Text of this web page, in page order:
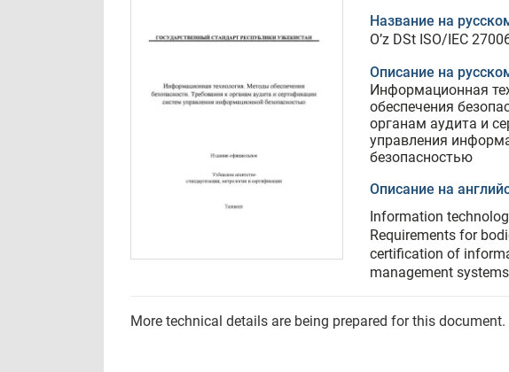
Название на
O’z DSt ISO/IEC
Описание на
Информационная
обеспечения
органам аудита и
управления
безопасностью
Описание на
Information
Requirements for
certification of
management systems
More technical details are being prepared for this document.